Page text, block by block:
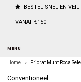
BESTEL SNEL EN
VANAF €150
MENU
Home Priorat Munt Roca
Conventioneel